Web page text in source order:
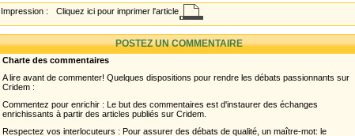
Impression : Cliquez ici pour imprimer l'article
POSTEZ UN COMMENTAIRE
Charte des commentaires
A lire avant de commenter! Quelques dispositions pour rendre les débats passionnants sur
Cridem :
Commentez pour enrichir : Le but des commentaires est d'instaurer des échanges
enrichissants à partir des articles publiés sur Cridem.
Respectez vos interlocuteurs : Pour assurer des débats de qualité, un maître-mot: le